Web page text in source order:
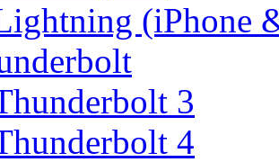
(iPhone
3
4